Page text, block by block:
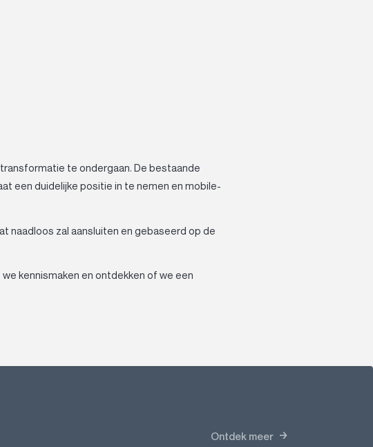
te ondergaan. De bestaande
een duidelijke positie in te nemen en mobile-
naadloos zal aansluiten en gebaseerd op de
kennismaken en ontdekken of we een
Ontdek meer